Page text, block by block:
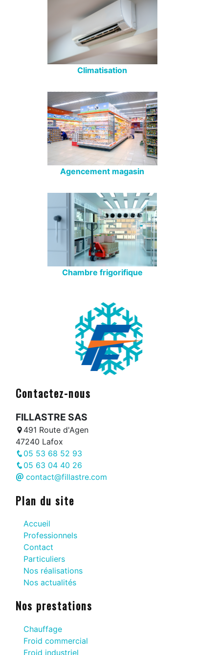
Climatisation
Agencement magasin
Chambre frigorifique
Contactez-nous
FILLASTRE SAS
491 Route d'Agen
47240 Lafox
05 53 68 52 93
05 63 04 40 26
contact@fillastre.com
Plan du site
Accueil
Professionnels
Contact
Particuliers
Nos réalisations
Nos actualités
Nos prestations
Chauffage
Froid commercial
Froid industriel